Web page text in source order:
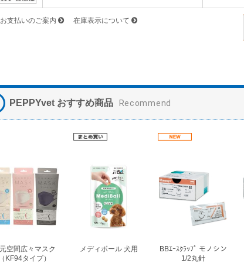
支払いのご案内 在庫表示について
PEPPYvet おすすめ商品 Recommend
空間広々マスク
KF94タイプ）
メディボール 犬用
BBｴｰｽｸﾗｯﾌﾟ モノシン
1/2丸針